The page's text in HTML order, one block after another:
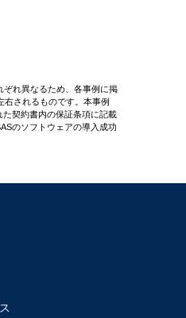
ぞれ異なるため、各事例に掲
右されるものです。本事例
契約書内の保証条項に記載
のソフトウェアの導入成功